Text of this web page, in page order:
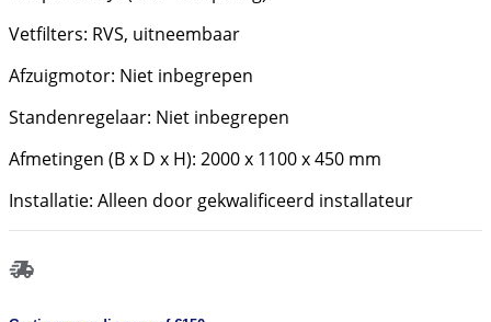
Vetfilters: RVS, uitneembaar
Afzuigmotor: Niet inbegrepen
Standenregelaar: Niet inbegrepen
Afmetingen (B x D x H): 2000 x 1100 x 450 mm
Installatie: Alleen door gekwalificeerd installateur